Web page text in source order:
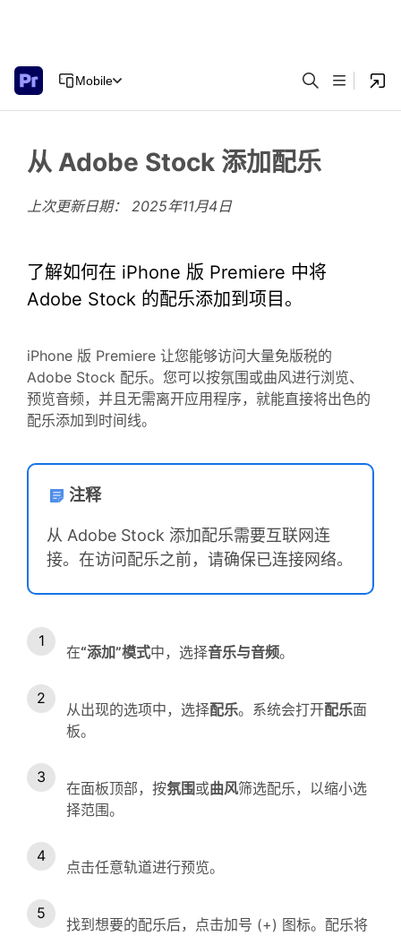
Mobile
从 Adobe Stock 添加配乐
上次更新日期： 2025年11月4日
了解如何在 iPhone 版 Premiere 中将
Adobe Stock 的配乐添加到项目。
iPhone 版 Premiere 让您能够访问大量免版税的
Adobe Stock 配乐。您可以按氛围或曲风进行浏览、
预览音频，并且无需离开应用程序，就能直接将出色的
配乐添加到时间线。
注释
从 Adobe Stock 添加配乐需要互联网连
接。在访问配乐之前，请确保已连接网络。
在“添加”模式中，选择音乐与音频。
从出现的选项中，选择配乐。系统会打开配乐面
板。
在面板顶部，按氛围或曲风筛选配乐，以缩小选
择范围。
点击任意轨道进行预览。
找到想要的配乐后，点击加号 (+) 图标。配乐将